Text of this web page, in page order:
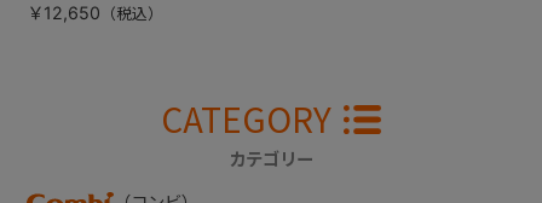
￥12,650
CATEGORY
カテゴリー